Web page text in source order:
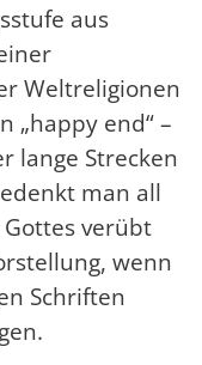
aus
Weltreligionen
„happy end“ –
lange Strecken
man all
verübt
wenn
Schriften